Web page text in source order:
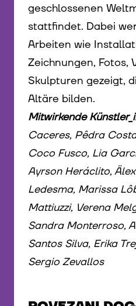
geschlossenen
stattfindet. Dabei
Arbeiten wie
Zeichnungen, Fotos,
Skulpturen gezeigt,
Altäre bilden.
Mitwirkende
Caceres, Pêdra
Coco Fusco, Lia
Ayrson Heráclito,
Ledesma, Marissa
Mattiuzzi, Verena
Sandra Monterroso,
Santos Silva, Erika
Sergio Zevallos